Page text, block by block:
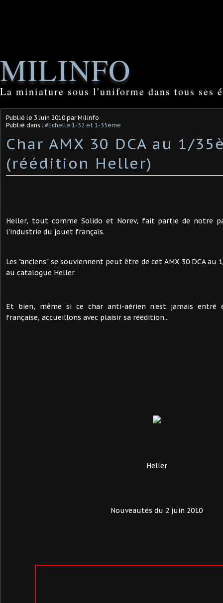
MILINFO
La miniature sous l'uniforme dans tous ses
Publié le 3 Juin 2010 par Milinfo
Publié dans : #Echelle 1-32 et 1-35ème
Char AMX 30 DCA au 1/
(réédition Heller)
Heller, tout comme Solido et Norev, fait partie de notre
l'industrie du jouet français.
Les "anciens" se souviennent peut être de cet AMX 30 DCA
au catalogue Heller.
Et bien, même si ce char anti-aérien n'est jamais entré
française, accueillons avec plaisir sa réédition...
Heller
Nouveautés du 2 juin 2010